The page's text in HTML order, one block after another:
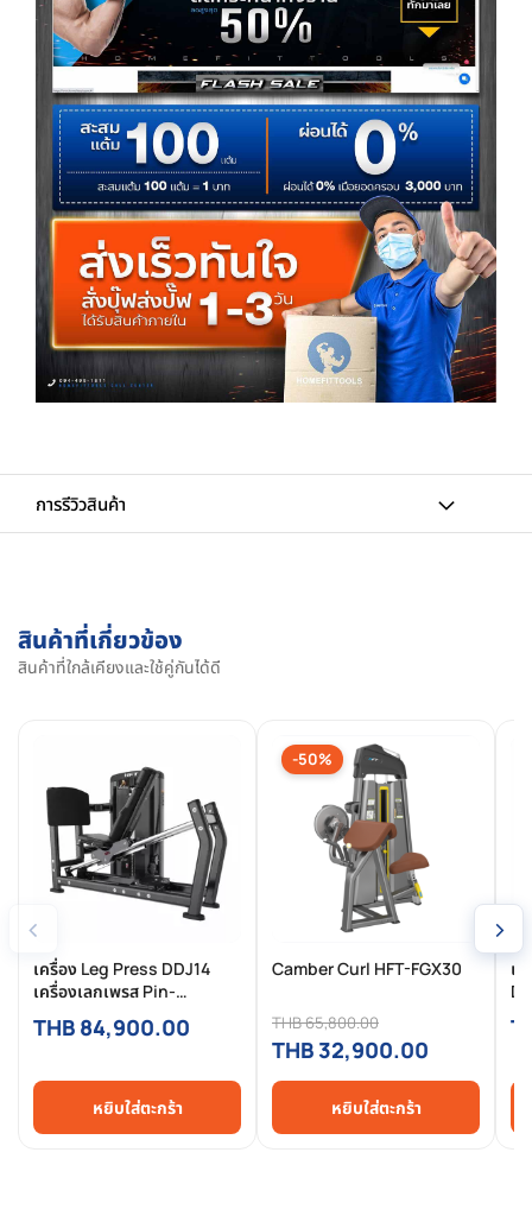
การรีวิวสินค้า
สินค้าที่เกี่ยวข้อง
สินค้าที่ใกล้เคียงและใช้คู่กันได้ดี
‹
เครื่อง Leg Press DDJ14
เครื่องเลกเพรส Pin-
Selected Commercial ฝึก
กล้ามเนื้อขาเต็มระบบ แข็งแรง
อาชีพ
THB 84,900.00
หยิบใส่ตะกร้า
-50%
Camber Curl HFT-FGX30
THB 65,800.00
THB 32,900.00
หยิบใส่ตะกร้า
เ
›